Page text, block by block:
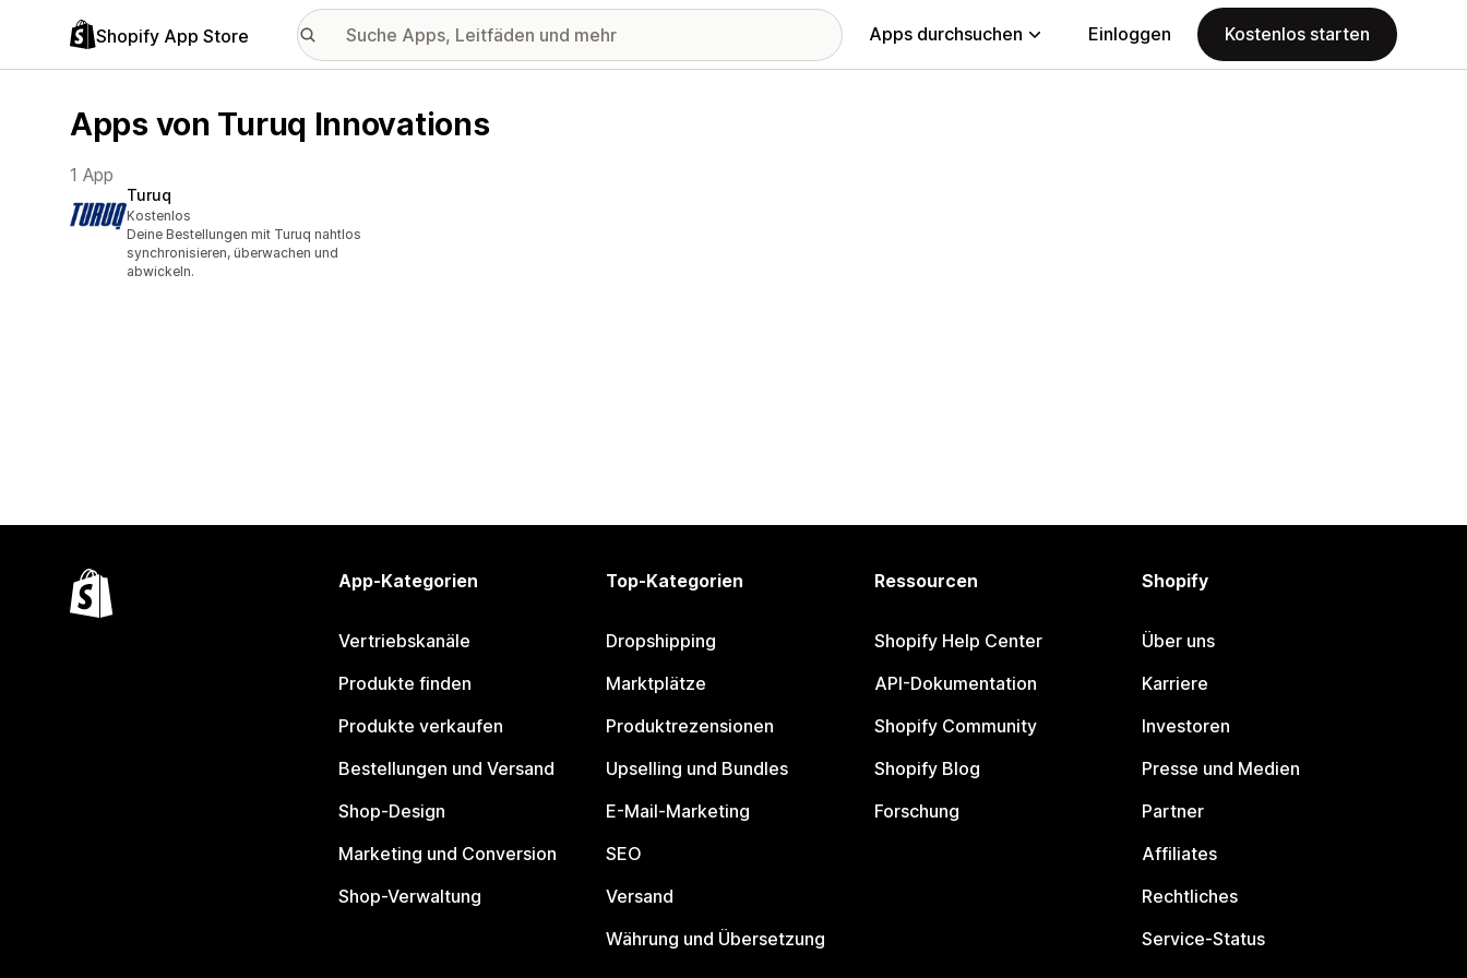
Shopify App Store Apps durchsuchen Einloggen Kostenlos starten
Apps von Turuq Innovations
1 App
Turuq
Kostenlos
Deine Bestellungen mit Turuq nahtlos
synchronisieren, überwachen und
abwickeln.
App-Kategorien
Vertriebskanäle
Produkte finden
Produkte verkaufen
Bestellungen und Versand
Shop-Design
Marketing und Conversion
Shop-Verwaltung
Top-Kategorien
Dropshipping
Marktplätze
Produktrezensionen
Upselling und Bundles
E-Mail-Marketing
SEO
Versand
Währung und Übersetzung
Ressourcen
Shopify Help Center
API-Dokumentation
Shopify Community
Shopify Blog
Forschung
Shopify
Über uns
Karriere
Investoren
Presse und Medien
Partner
Affiliates
Rechtliches
Service-Status